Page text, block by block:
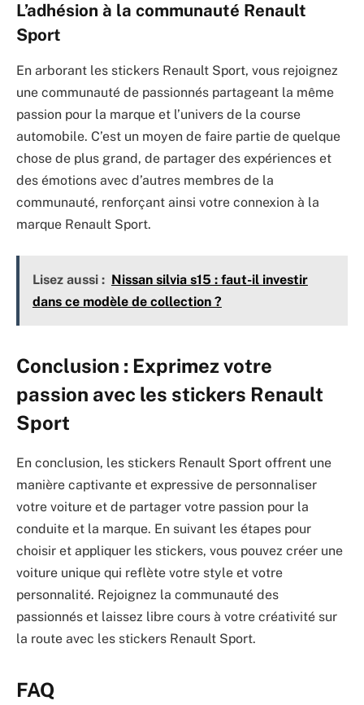
L’adhésion à la communauté Renault
Sport
En arborant les stickers Renault Sport, vous rejoignez
une communauté de passionnés partageant la même
passion pour la marque et l’univers de la course
automobile. C’est un moyen de faire partie de quelque
chose de plus grand, de partager des expériences et
des émotions avec d’autres membres de la
communauté, renforçant ainsi votre connexion à la
marque Renault Sport.
Lisez aussi : Nissan silvia s15 : faut-il investir
dans ce modèle de collection ?
Conclusion : Exprimez votre
passion avec les stickers Renault
Sport
En conclusion, les stickers Renault Sport offrent une
manière captivante et expressive de personnaliser
votre voiture et de partager votre passion pour la
conduite et la marque. En suivant les étapes pour
choisir et appliquer les stickers, vous pouvez créer une
voiture unique qui reflète votre style et votre
personnalité. Rejoignez la communauté des
passionnés et laissez libre cours à votre créativité sur
la route avec les stickers Renault Sport.
FAQ